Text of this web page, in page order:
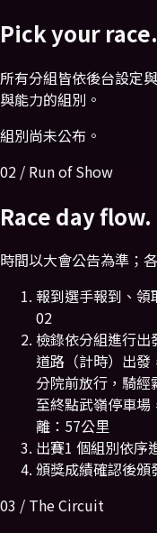
Pick your race.
所有分組皆依後台設定
與能力的組別。
組別尚未公布。
02 / Run of Show
Race day flow.
時間以大會公告為準；
報到選手報到、領
02
檢錄依分組進行出
道路（計時）出
分院前放行，騎經
至終點武嶺停車
離：57公里
出賽1 個組別依序
頒獎成績確認後頒
03 / The Circuit